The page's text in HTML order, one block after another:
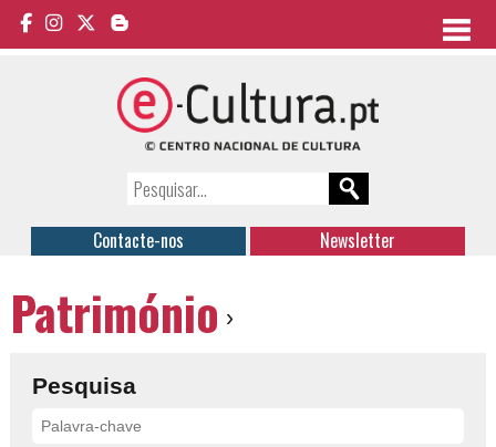
Contacte-nos Newsletter
Património ›
Pesquisa